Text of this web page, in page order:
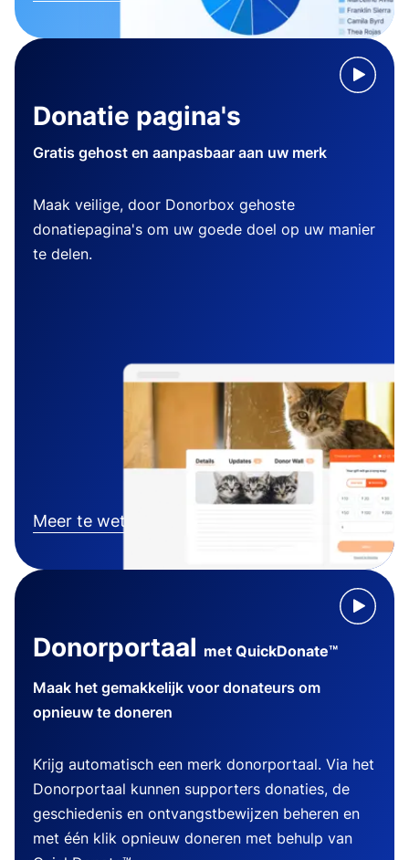
Donatie pagina's
Gratis gehost en aanpasbaar aan uw merk
Maak veilige, door Donorbox gehoste
donatiepagina's om uw goede doel op uw manier
te delen.
Meer te weten komen
Donorportaal met QuickDonate™
Maak het gemakkelijk voor donateurs om
opnieuw te doneren
Krijg automatisch een merk donorportaal. Via het
Donorportaal kunnen supporters donaties, de
geschiedenis en ontvangstbewijzen beheren en
met één klik opnieuw doneren met behulp van